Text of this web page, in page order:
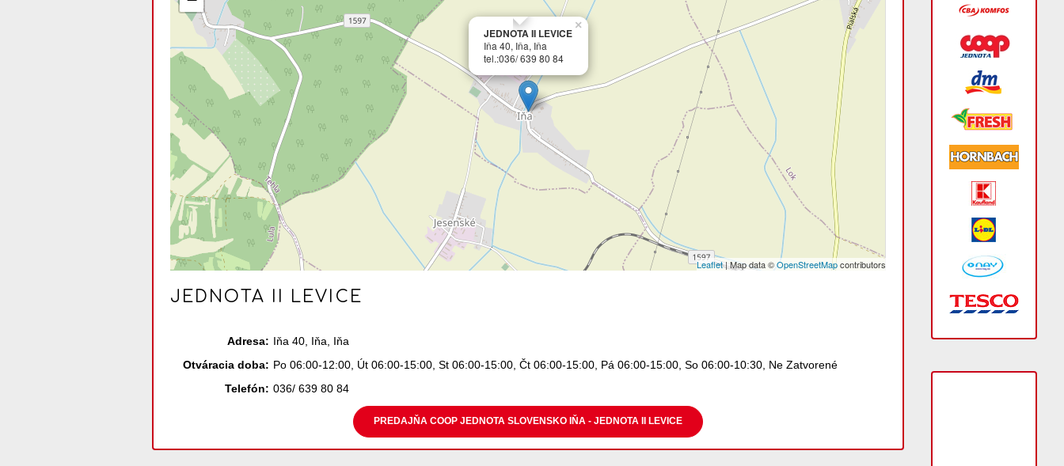
JEDNOTA II LEVICE
Iňa 40, Iňa, Iňa
tel.:036/ 639 80 84
×
Leaflet| Map data ©OpenStreetMapcontributors
JEDNOTA II LEVICE
Adresa: Iňa 40, Iňa, Iňa
Otváracia doba: Po 06:00-12:00, Út 06:00-15:00, St 06:00-15:00, Čt 06:00-15:00, Pá 06:00-15:00, So 06:00-10:30, Ne Zatvorené
Telefón: 036/ 639 80 84
PREDAJŇA COOP JEDNOTA SLOVENSKO IŇA - JEDNOTA II LEVICE